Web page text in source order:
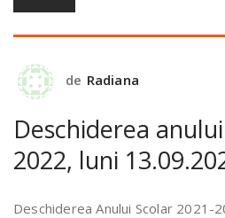
de Radiana
Deschiderea
2022, luni
Deschiderea Anului Scolar 2021-